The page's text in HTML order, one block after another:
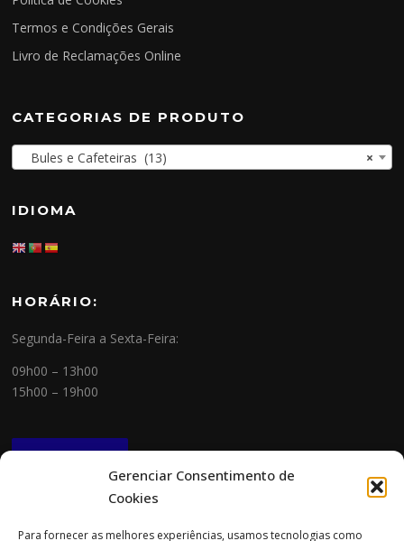
Gerenciar Consentimento de
Cookies
Para fornecer as melhores experiências, usamos tecnologias como
Termos e Condições Gerais
Livro de Reclamações Online
CATEGORIAS DE PRODUTO
×
Bules e Cafeteiras (13)
IDIOMA
HORÁRIO:
Segunda-Feira a Sexta-Feira:
09h00 – 13h00
15h00 – 19h00
NEWSLETTER